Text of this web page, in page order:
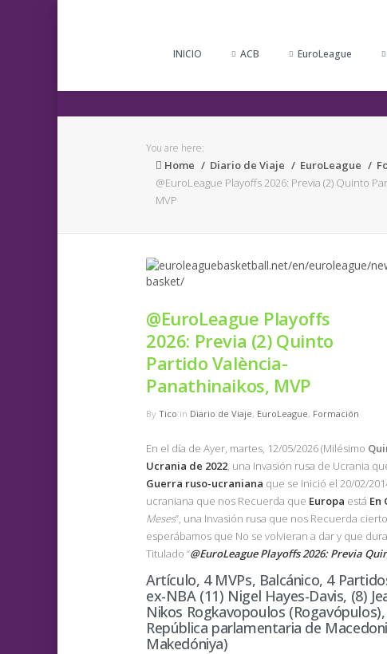
INICIO ACB EuroLeague
You are here:
Home Diario de Viaje EuroLeague
@EuroLeague Playoffs 2026: Previa (2) Quinto
MVP
@EuroLeague Playoffs
2026: Previa (2) Quinto
Partido València-
Panathinaikos, MVP
By Tico in Diario de Viaje, EuroLeague, Formación
En el día de Ayer, martes, 12/05/2026 (Milésimo
Ucrania de 2022, una Invasión rusa de Ucrania
Guerra ruso-ucraniana que se Inició el 20/02/
ucraniana que nos Recuerda que Europa está En
Meses”, una Invasión rusa que nos Recuerda
esperábamos que No se volvieran a dar y que
Titulado “@EuroLeague Playoffs 2026: Previa
Artículo, 4 MVPs, Balcánico, 4
ex-NBA (11) Nigel Hayes-Davis, (8)
Nikos Rogkavopoulos
República parlamentaria de
Makedóniya)